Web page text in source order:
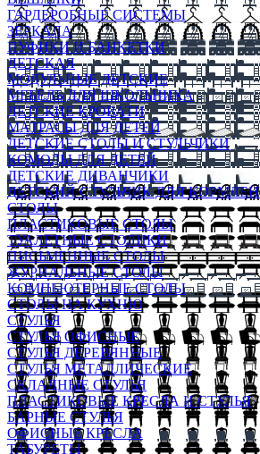
ГАРДЕРОБНЫЕ СИСТЕМЫ
ЗЕРКАЛА
ПУФИКИ И БАНКЕТКИ
ДЕТСКАЯ
МОДУЛЬНЫЕ ДЕТСКИЕ
МЕБЕЛЬ ДЛЯ ШКОЛЬНИКА
ДЕТСКИЕ КРОВАТИ
МАТРАСЫ ДЛЯ ДЕТЕЙ
ДЕТСКИЕ СТОЛЫ И СТУЛЬЧИКИ
КОМОДЫ ДЛЯ ДЕТЕЙ
ДЕТСКИЕ ДИВАНЧИКИ
ДЕТСКИЙ СТУЛЬЧИК ДЛЯ
СТОЛЫ
ПЛАСТИКОВЫЕ СТОЛЫ
ТУАЛЕТНЫЕ СТОЛИКИ
ПИСЬМЕННЫЕ СТОЛЫ
ЖУРНАЛЬНЫЕ СТОЛЫ
КОМПЬЮТЕРНЫЕ СТОЛЫ
СТОЛЫ НА КУХНЮ
СТУЛЬЯ
СТУЛЬЯ ОФИСНЫЕ
СТУЛЬЯ ДЕРЕВЯННЫЕ
СТУЛЬЯ МЕТАЛЛИЧЕСКИЕ
СКЛАДНЫЕ СТУЛЬЯ
ПЛАСТИКОВЫЕ КРЕСЛА И СТУЛЬЯ
БАРНЫЕ СТУЛЬЯ
ОФИСНЫЕ КРЕСЛА
ТАБУРЕТЫ